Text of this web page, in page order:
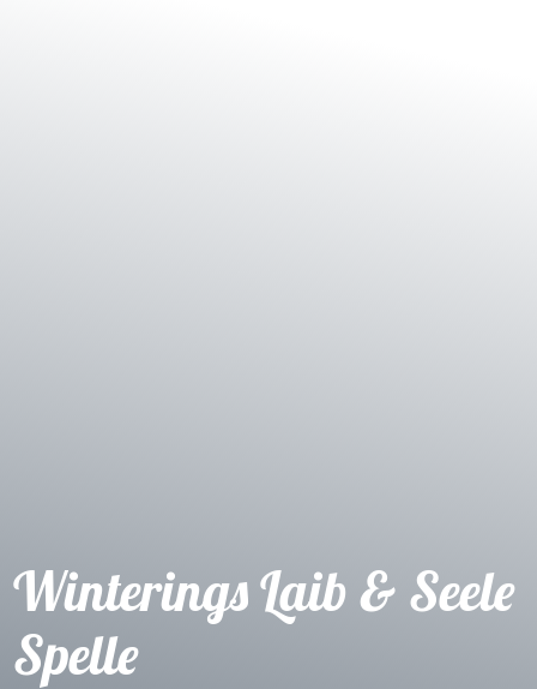
Winterings Laib & Seele
Spelle